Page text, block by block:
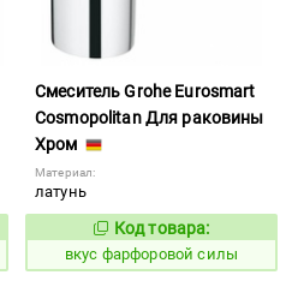
Смеситель Grohe Eurosmart
Cosmopolitan Для раковины
Хром
Материал:
латунь
Код:
185838
Код товара:
вкус фарфоровой силы